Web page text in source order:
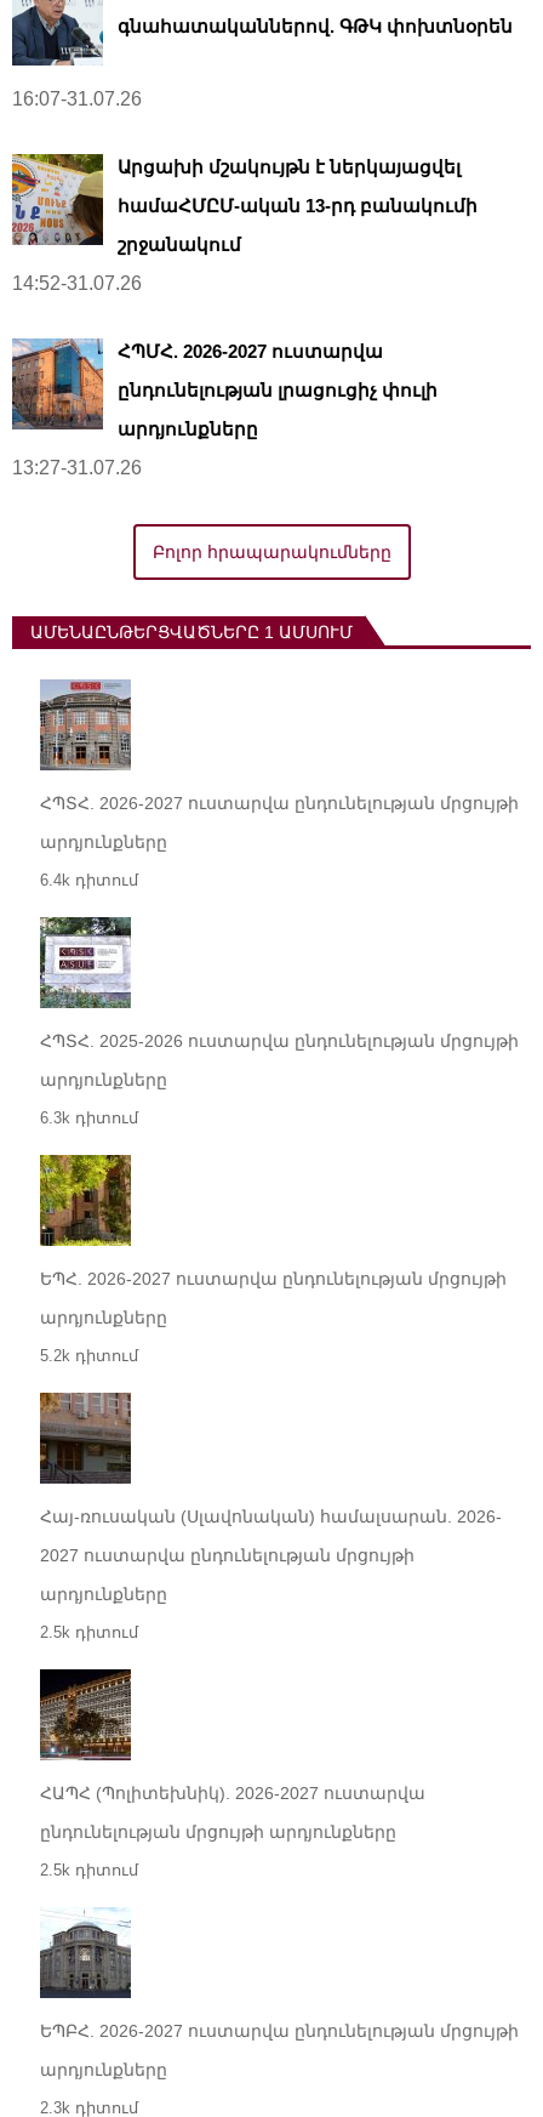
գնահատականներով. ԳԹԿ փոխտնօրեն
16:07-31.07.26
Արցախի մշակույթն է ներկայացվել
համաՀՄԸՄ-ական 13-րդ բանակումի
շրջանակում
14:52-31.07.26
ՀՊՄՀ. 2026-2027 ուստարվա
ընդունելության լրացուցիչ փուլի
արդյունքները
13:27-31.07.26
Բոլոր հրապարակումները
ԱՄԵՆԱԸՆԹԵՐՑՎԱԾՆԵՐԸ 1 ԱՄՍՈՒՄ
ՀՊՏՀ. 2026-2027 ուստարվա ընդունելության մրցույթի
արդյունքները
6.4k դիտում
ՀՊՏՀ. 2025-2026 ուստարվա ընդունելության մրցույթի
արդյունքները
6.3k դիտում
ԵՊՀ. 2026-2027 ուստարվա ընդունելության մրցույթի
արդյունքները
5.2k դիտում
Հայ-ռուսական (Սլավոնական) համալսարան. 2026-
2027 ուստարվա ընդունելության մրցույթի
արդյունքները
2.5k դիտում
ՀԱՊՀ (Պոլիտեխնիկ). 2026-2027 ուստարվա
ընդունելության մրցույթի արդյունքները
2.5k դիտում
ԵՊԲՀ. 2026-2027 ուստարվա ընդունելության մրցույթի
արդյունքները
2.3k դիտում